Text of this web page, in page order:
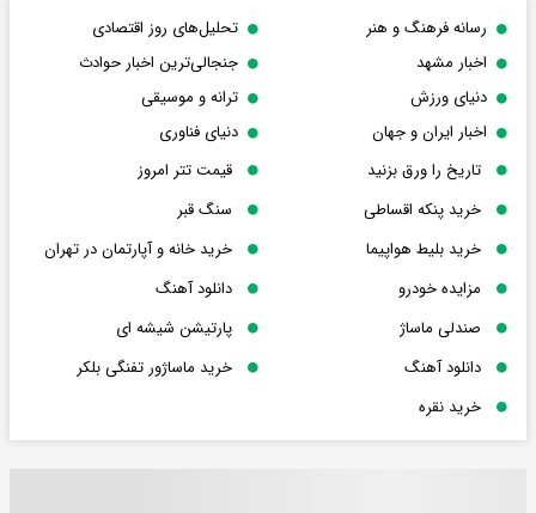
رسانه فرهنگ و هنر
تحلیل‌های روز اقتصادی
اخبار مشهد
جنجالی‌ترین اخبار حوادث
دنیای ورزش
ترانه و موسیقی
اخبار ایران و جهان
دنیای فناوری
تاریخ را ورق بزنید
قیمت تتر امروز
خرید پنکه اقساطی
سنگ قبر
خرید بلیط هواپیما
خرید خانه و آپارتمان در تهران
مزایده خودرو
دانلود آهنگ
صندلی ماساژ
پارتیشن شیشه ای
دانلود آهنگ
خرید ماساژور تفنگی بلکر
خرید نقره